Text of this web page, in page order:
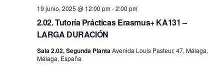
2.02. Tutoría Prácticas Erasmus+ KA131 –
LARGA DURACIÓN
19 junio, 2025 @ 12:00 pm-2:00 pm
Sala 2.02, Segunda PlantaAvenida Louis Pasteur, 47, Málaga,
Málaga, España